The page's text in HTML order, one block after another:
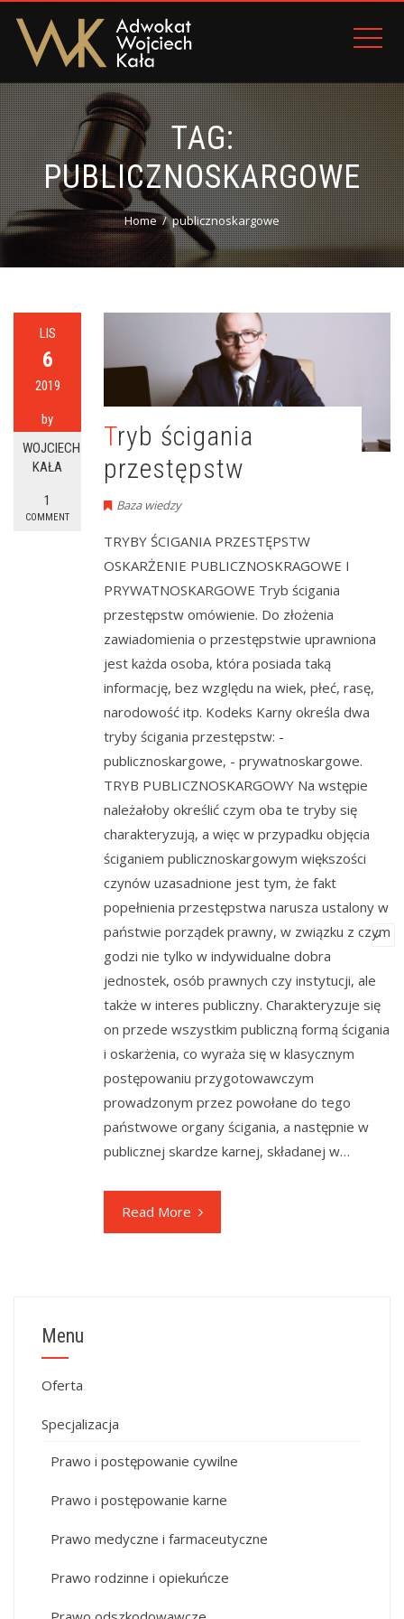
TAG:
PUBLICZNOSKARGOWE
Home publicznoskargowe
LIS
6
2019
by
WOJCIECH
KAŁA
1
COMMENT
Tryb ścigania
przestępstw
Baza wiedzy
TRYBY ŚCIGANIA PRZESTĘPSTW
OSKARŻENIE PUBLICZNOSKRAGOWE I
PRYWATNOSKARGOWE Tryb ścigania
przestępstw omówienie. Do złożenia
zawiadomienia o przestępstwie uprawniona
jest każda osoba, która posiada taką
informację, bez względu na wiek, płeć, rasę,
narodowość itp. Kodeks Karny określa dwa
tryby ścigania przestępstw: -
publicznoskargowe, - prywatnoskargowe.
TRYB PUBLICZNOSKARGOWY Na wstępie
należałoby określić czym oba te tryby się
charakteryzują, a więc w przypadku objęcia
ściganiem publicznoskargowym większości
czynów uzasadnione jest tym, że fakt
popełnienia przestępstwa narusza ustalony w
państwie porządek prawny, w związku z czym
godzi nie tylko w indywidualne dobra
jednostek, osób prawnych czy instytucji, ale
także w interes publiczny. Charakteryzuje się
on przede wszystkim publiczną formą ścigania
i oskarżenia, co wyraża się w klasycznym
postępowaniu przygotowawczym
prowadzonym przez powołane do tego
państwowe organy ścigania, a następnie w
publicznej skardze karnej, składanej w…
Read More
Menu
Oferta
Specjalizacja
Prawo i postępowanie cywilne
Prawo i postępowanie karne
Prawo medyczne i farmaceutyczne
Prawo rodzinne i opiekuńcze